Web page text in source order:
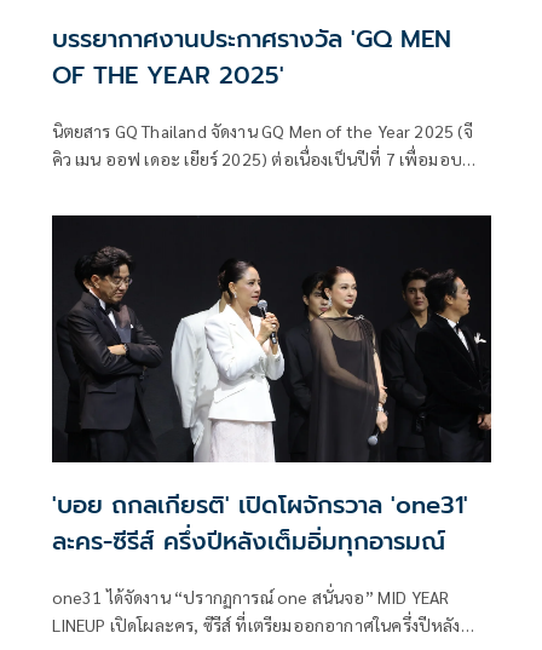
บรรยากาศงานประกาศรางวัล 'GQ MEN
OF THE YEAR 2025'
นิตยสาร GQ Thailand จัดงาน GQ Men of the Year 2025 (จี
คิว เมน ออฟ เดอะ เยียร์ 2025) ต่อเนื่องเป็นปีที่ 7 เพื่อมอบ
ท่ามกลางบรรยากาศแห่งความสุข ความอบอุ่น และความ
ประทับใจของผู้ที่ได้รับรางวัล แขกผู้มีเกียรติ และเหล่าบรรดา
แฟนคลับที่มาร่วมแสดงความยินดีอย่างล้นหลาม ณ โซน The
Garden โรงแรมแบงค็อก แมริออท เดอะ สุรวงศ์
'บอย ถกลเกียรติ' เปิดโผจักรวาล 'one31'
ละคร-ซีรีส์ ครึ่งปีหลังเต็มอิ่มทุกอารมณ์
one31 ได้จัดงาน “ปรากฏการณ์ one สนั่นจอ” MID YEAR
LINEUP เปิดโผละคร, ซีรีส์ ที่เตรียมออกอากาศในครึ่งปีหลัง